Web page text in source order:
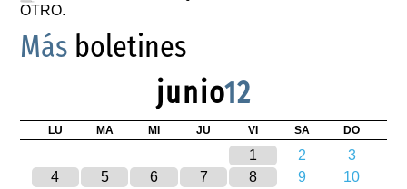
OTRO.
Más boletines
junio12
LU MA MI JU VI SA DO
1 2
3
4
5 6 7 8 9
10